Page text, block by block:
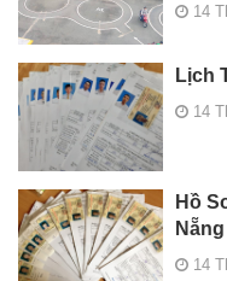
14
Lịch
14
Hồ
Nẵng
14